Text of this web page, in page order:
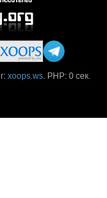
xoops.ws. PHP: 0 сек.